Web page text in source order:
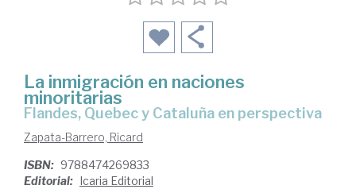
La inmigración en naciones
minoritarias
Flandes, Quebec y Cataluña en perspectiva
Zapata-Barrero, Ricard
ISBN: 9788474269833
Editorial: Icaria Editorial